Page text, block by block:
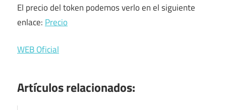
El precio del token podemos verlo en el siguiente
enlace: Precio
WEB Oficial
Artículos relacionados: